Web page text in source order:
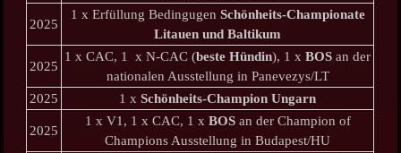
2025
1 x Erfüllung Bedingugen Schönheits-Championate
Litauen und Baltikum
2025
1 x CAC, 1 x N-CAC (beste Hündin), 1 xBOS an der
nationalen Ausstellung in Panevezys/LT
2025
1 xSchönheits-Champion Ungarn
2025
1 x V1, 1 x CAC, 1 x BOSan der Champion of
Champions Ausstellung in Budapest/HU